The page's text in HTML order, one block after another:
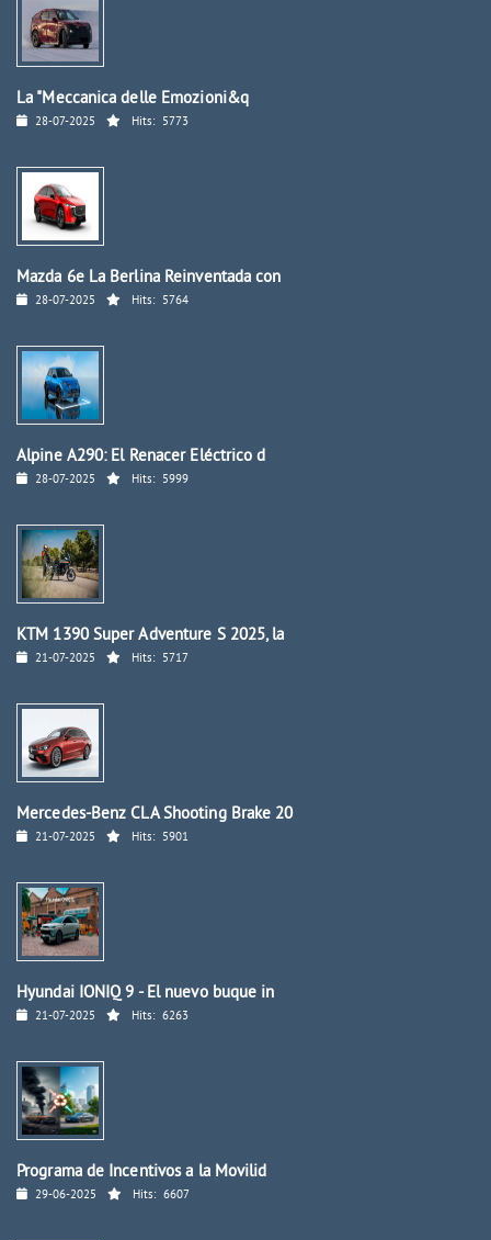
La "Meccanica delle Emozioni&q
28-07-2025 Hits: 5773
Mazda 6e La Berlina Reinventada con
28-07-2025 Hits: 5764
Alpine A290: El Renacer Eléctrico d
28-07-2025 Hits: 5999
KTM 1390 Super Adventure S 2025, la
21-07-2025 Hits: 5717
Mercedes-Benz CLA Shooting Brake 20
21-07-2025 Hits: 5901
Hyundai IONIQ 9 - El nuevo buque in
21-07-2025 Hits: 6263
Programa de Incentivos a la Movilid
29-06-2025 Hits: 6607